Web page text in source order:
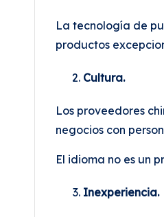
La tecnología de
productos
Cultura.
Los proveedores
negocios con
El idioma no es un
Inexperiencia.